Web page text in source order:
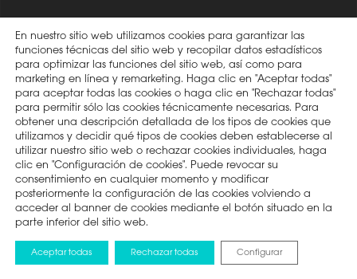
En nuestro sitio web utilizamos cookies para garantizar las
funciones técnicas del sitio web y recopilar datos estadísticos
para optimizar las funciones del sitio web, así como para
marketing en línea y remarketing. Haga clic en "Aceptar todas"
para aceptar todas las cookies o haga clic en "Rechazar todas"
para permitir sólo las cookies técnicamente necesarias. Para
obtener una descripción detallada de los tipos de cookies que
utilizamos y decidir qué tipos de cookies deben establecerse al
utilizar nuestro sitio web o rechazar cookies individuales, haga
clic en "Configuración de cookies". Puede revocar su
consentimiento en cualquier momento y modificar
posteriormente la configuración de las cookies volviendo a
acceder al banner de cookies mediante el botón situado en la
parte inferior del sitio web.
Aceptar todas Rechazar todas Configurar